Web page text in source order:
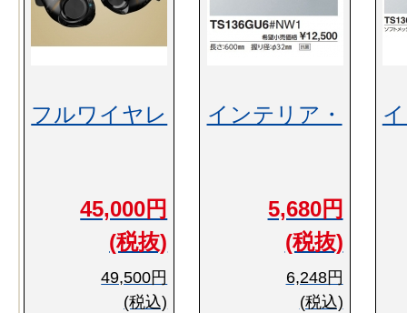
フルワイヤレ
45,000円
(税抜)
49,500円
(税込)
インテリア・
5,680円
(税抜)
6,248円
(税込)